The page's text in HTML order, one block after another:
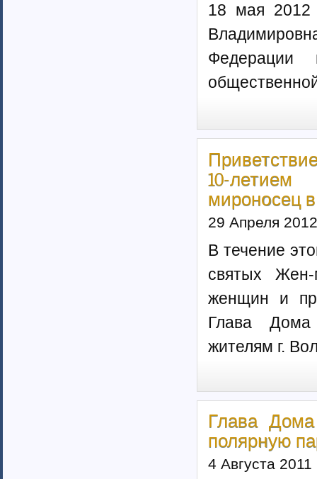
18 мая 2012
10-
мироносец в
29 Апреля 2012
В течение
святых
женщин и
Глава Дома
жителям г.
Глава
полярную
4 Августа 2011